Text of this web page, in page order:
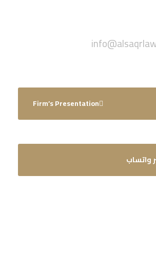
Firm’s Presentation
واتساب